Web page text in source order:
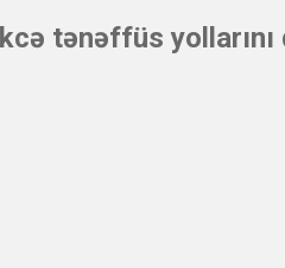
tənəffüs